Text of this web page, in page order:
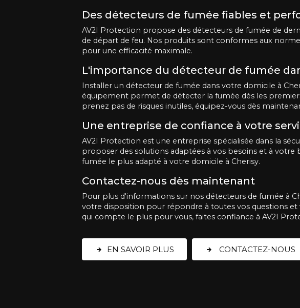
Des détecteurs de fumée fiables et
AV2I Protection propose des détecteurs de fumée de
de départ de feu. Nos produits sont conformes aux
pour une efficacité maximale.
L'importance du détecteur de fumée
Installer un détecteur de fumée dans votre domicile à
équipement permet de détecter la fumée dès les
prenez pas de risques inutiles, équipez-vous dès
Une entreprise de confiance à votre
AV2I Protection est une entreprise spécialisée dans la
proposer des solutions adaptées à vos besoins et à
fumée le plus adapté à votre domicile à Cherisy.
Contactez-nous dès maintenant
Pour plus d'informations sur nos détecteurs de fumée à
votre disposition pour répondre à toutes vos questions
qui compte le plus pour vous, faites confiance à AV2I
EN SAVOIR PLUS CONTACTEZ-NOUS